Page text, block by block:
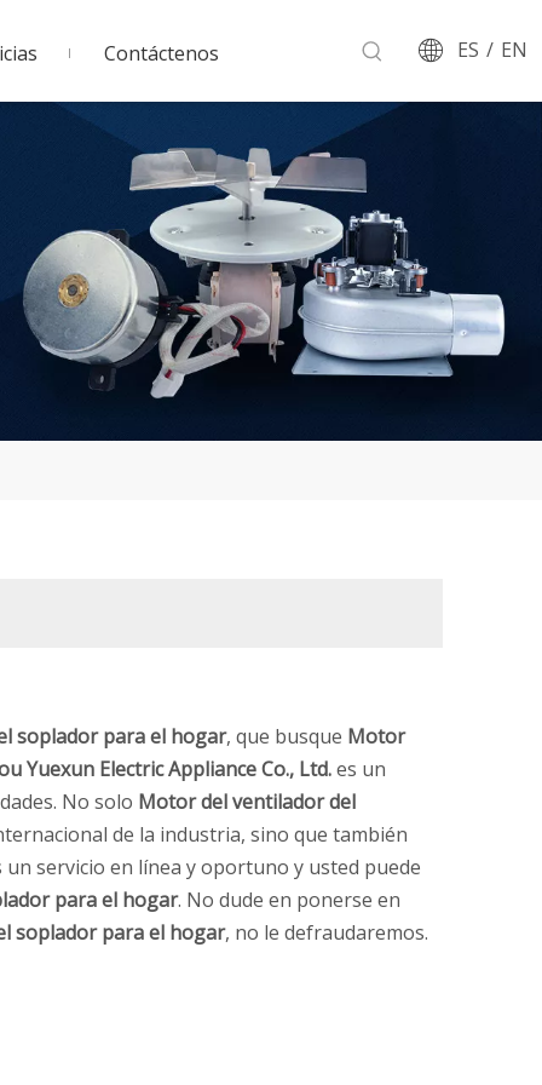
Contáctenos ES / EN
soplador para el hogar, que busque Motor
Yuexun Electric Appliance Co., Ltd.es un
No solo Motor del ventilador del
de la industria, sino que también
servicio en línea y oportuno y usted puede
para el hogar. No dude en ponerse en
soplador para el hogar, no le defraudaremos.